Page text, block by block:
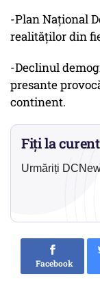
-Plan Național
realităților din
-Declinul
presante
continent.
Fiți la
Urmăriți
Facebook